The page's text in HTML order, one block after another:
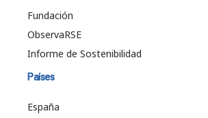
Fundación
ObservaRSE
Informe de Sostenibilidad
Países
España